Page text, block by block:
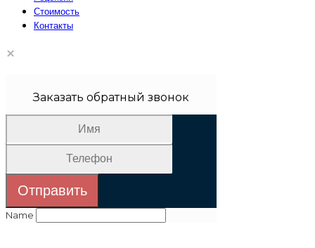
Стоимость
Контакты
×
Заказать обратный звонок
Отправить
Name